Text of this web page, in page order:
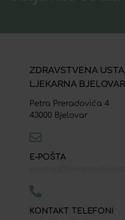
ZDRAVSTVENA
LJEKARNA BJELOVAR
Petra Preradovića 4
43000 Bjelovar
E-POŠTA
KONTAKT TELEFONI